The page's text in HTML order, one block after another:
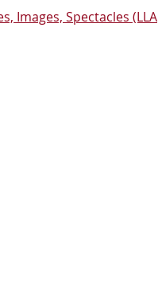
Images, Spectacles (LLA